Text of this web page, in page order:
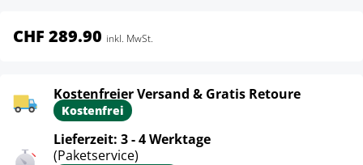
CHF 289.90 inkl. MwSt.
Kostenfreier Versand & Gratis Retoure
Kostenfrei
Lieferzeit: 3 - 4 Werktage
(Paketservice)